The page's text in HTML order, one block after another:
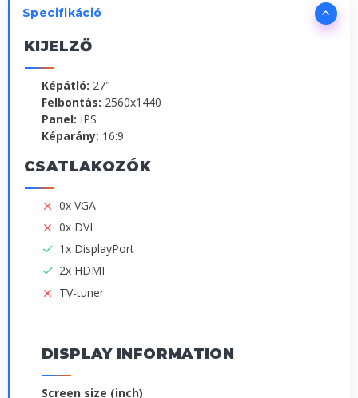
Specifikáció
KIJELZŐ
Képátló: 27"
Felbontás: 2560x1440
Panel: IPS
Képarány: 16:9
CSATLAKOZÓK
0x VGA
0x DVI
1x DisplayPort
2x HDMI
TV-tuner
DISPLAY INFORMATION
Screen size (inch)